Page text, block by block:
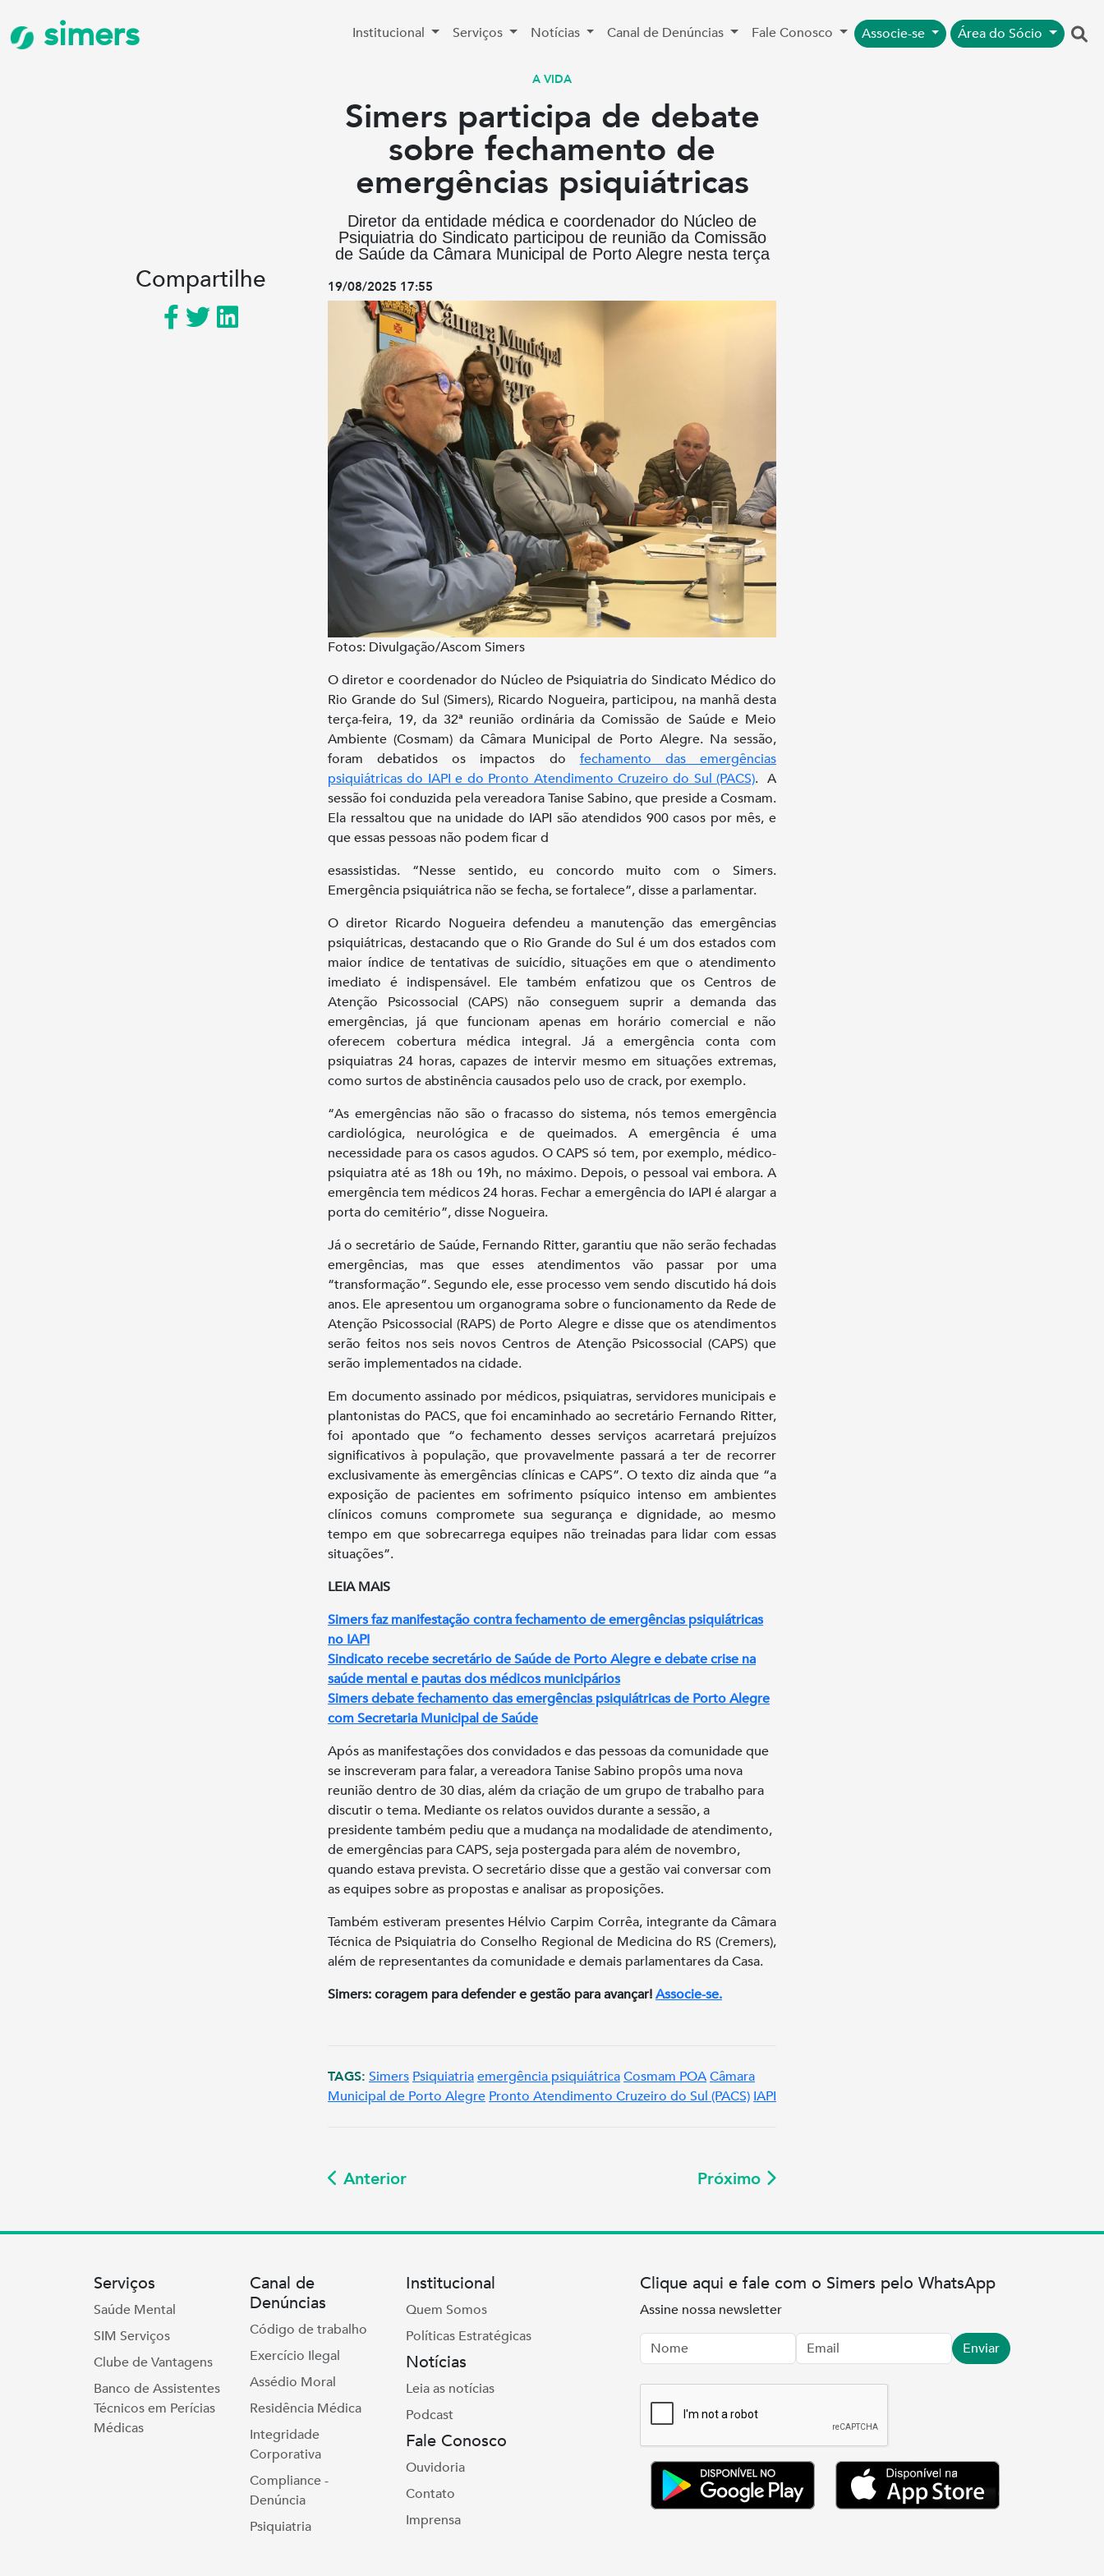
simers Institucional Serviços Notícias Canal de Denúncias Fale Conosco Associe-se Área do Sócio
A VIDA
Simers participa de debate
sobre fechamento de
emergências psiquiátricas
Diretor da entidade médica e coordenador do Núcleo de
Psiquiatria do Sindicato participou de reunião da Comissão
de Saúde da Câmara Municipal de Porto Alegre nesta terça
Compartilhe 19/08/2025 17:55
Fotos: Divulgação/Ascom Simers
O diretor e coordenador do Núcleo de Psiquiatria do Sindicato Médico do
Rio Grande do Sul (Simers), Ricardo Nogueira, participou, na manhã desta
terça-feira, 19, da 32ª reunião ordinária da Comissão de Saúde e Meio
Ambiente (Cosmam) da Câmara Municipal de Porto Alegre. Na sessão,
foram debatidos os impactos do fechamento das emergências
psiquiátricas do IAPI e do Pronto Atendimento Cruzeiro do Sul (PACS). A
sessão foi conduzida pela vereadora Tanise Sabino, que preside a Cosmam.
Ela ressaltou que na unidade do IAPI são atendidos 900 casos por mês, e
que essas pessoas não podem ficar d
esassistidas. “Nesse sentido, eu concordo muito com o Simers.
Emergência psiquiátrica não se fecha, se fortalece”, disse a parlamentar.
O diretor Ricardo Nogueira defendeu a manutenção das emergências
psiquiátricas, destacando que o Rio Grande do Sul é um dos estados com
maior índice de tentativas de suicídio, situações em que o atendimento
imediato é indispensável. Ele também enfatizou que os Centros de
Atenção Psicossocial (CAPS) não conseguem suprir a demanda das
emergências, já que funcionam apenas em horário comercial e não
oferecem cobertura médica integral. Já a emergência conta com
psiquiatras 24 horas, capazes de intervir mesmo em situações extremas,
como surtos de abstinência causados pelo uso de crack, por exemplo.
“As emergências não são o fracasso do sistema, nós temos emergência
cardiológica, neurológica e de queimados. A emergência é uma
necessidade para os casos agudos. O CAPS só tem, por exemplo, médico-
psiquiatra até as 18h ou 19h, no máximo. Depois, o pessoal vai embora. A
emergência tem médicos 24 horas. Fechar a emergência do IAPI é alargar a
porta do cemitério”, disse Nogueira.
Já o secretário de Saúde, Fernando Ritter, garantiu que não serão fechadas
emergências, mas que esses atendimentos vão passar por uma
“transformação”. Segundo ele, esse processo vem sendo discutido há dois
anos. Ele apresentou um organograma sobre o funcionamento da Rede de
Atenção Psicossocial (RAPS) de Porto Alegre e disse que os atendimentos
serão feitos nos seis novos Centros de Atenção Psicossocial (CAPS) que
serão implementados na cidade.
Em documento assinado por médicos, psiquiatras, servidores municipais e
plantonistas do PACS, que foi encaminhado ao secretário Fernando Ritter,
foi apontado que “o fechamento desses serviços acarretará prejuízos
significativos à população, que provavelmente passará a ter de recorrer
exclusivamente às emergências clínicas e CAPS”. O texto diz ainda que “a
exposição de pacientes em sofrimento psíquico intenso em ambientes
clínicos comuns compromete sua segurança e dignidade, ao mesmo
tempo em que sobrecarrega equipes não treinadas para lidar com essas
situações”.
LEIA MAIS
Simers faz manifestação contra fechamento de emergências psiquiátricas
no IAPI
Sindicato recebe secretário de Saúde de Porto Alegre e debate crise na
saúde mental e pautas dos médicos municipários
Simers debate fechamento das emergências psiquiátricas de Porto Alegre
com Secretaria Municipal de Saúde
Após as manifestações dos convidados e das pessoas da comunidade que
se inscreveram para falar, a vereadora Tanise Sabino propôs uma nova
reunião dentro de 30 dias, além da criação de um grupo de trabalho para
discutir o tema. Mediante os relatos ouvidos durante a sessão, a
presidente também pediu que a mudança na modalidade de atendimento,
de emergências para CAPS, seja postergada para além de novembro,
quando estava prevista. O secretário disse que a gestão vai conversar com
as equipes sobre as propostas e analisar as proposições.
Também estiveram presentes Hélvio Carpim Corrêa, integrante da Câmara
Técnica de Psiquiatria do Conselho Regional de Medicina do RS (Cremers),
além de representantes da comunidade e demais parlamentares da Casa.
Simers: coragem para defender e gestão para avançar!Associe-se.
TAGS: Simers Psiquiatriaemergência psiquiátricaCosmam POACâmara
Municipal de Porto Alegre Pronto Atendimento Cruzeiro do Sul (PACS) IAPI
Anterior Próximo
Serviços
Saúde Mental
SIM Serviços
Clube de Vantagens
Banco de Assistentes
Técnicos em Perícias
Médicas
Canal de
Denúncias
Código de trabalho
Exercício Ilegal
Assédio Moral
Residência Médica
Integridade
Corporativa
Compliance -
Denúncia
Psiquiatria
Institucional
Quem Somos
Políticas Estratégicas
Notícias
Leia as notícias
Podcast
Fale Conosco
Ouvidoria
Contato
Imprensa
Clique aqui e fale com o Simers pelo WhatsApp
Assine nossa newsletter
Nome
Email Enviar